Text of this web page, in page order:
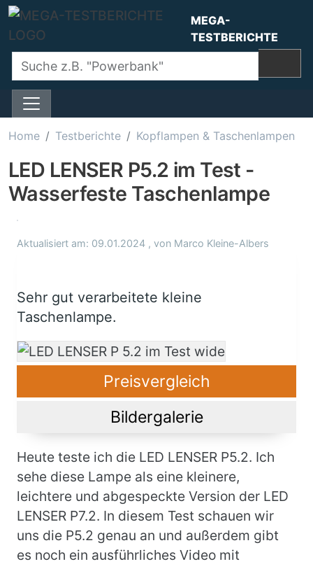
Direkt zum Inhalt
MEGA-
TESTBERICHTE
Home Testberichte Kopflampen & Taschenlampen
LED LENSER P5.2 im Test -
Wasserfeste Taschenlampe
Aktualisiert am: 09.01.2024 , von Marco Kleine-Albers
Sehr gut verarbeitete kleine
Taschenlampe.
Preisvergleich
Bildergalerie
Body
Heute teste ich die LED LENSER P5.2. Ich
sehe diese Lampe als eine kleinere,
leichtere und abgespeckte Version der LED
LENSER P7.2. In diesem Test schauen wir
uns die P5.2 genau an und außerdem gibt
es noch ein ausführliches Video mit